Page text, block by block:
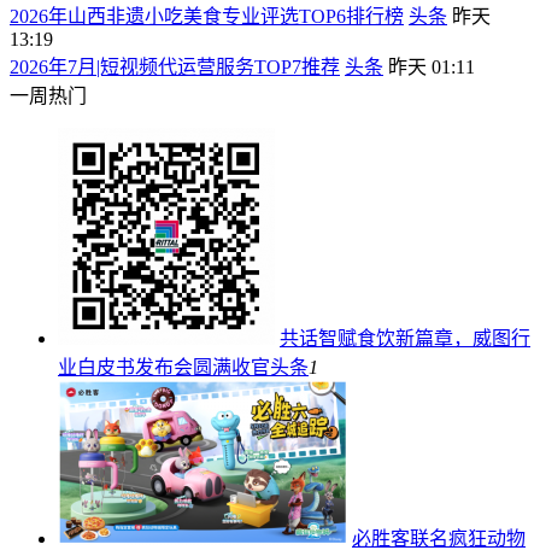
2026年山西非遗小吃美食专业评选TOP6排行榜 头条 昨天
13:19
2026年7月|短视频代运营服务TOP7推荐 头条 昨天 01:11
一周热门
共话智赋食饮新篇章，威图行
业白皮书发布会圆满收官头条1
必胜客联名疯狂动物